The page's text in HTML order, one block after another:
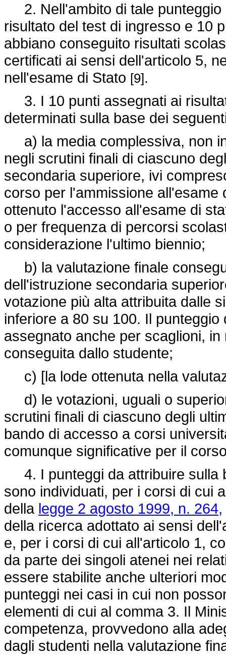
2. Nell'ambito di tale punteggio
risultato del test di ingresso e 10
abbiano conseguito risultati
certificati ai sensi dell'articolo 5,
nell'esame di Stato [9].
3. I 10 punti assegnati ai
determinati sulla base dei
a) la media complessiva, non
negli scrutini finali di ciascuno
secondaria superiore, ivi
corso per l'ammissione
ottenuto l'accesso all'esame di
o per frequenza di percorsi
considerazione l'ultimo biennio;
b) la valutazione finale
dell'istruzione secondaria
votazione più alta attribuita dalle
inferiore a 80 su 100. Il
assegnato anche per scaglioni,
conseguita dallo studente;
c) [la lode ottenuta nella
d) le votazioni, uguali o
scrutini finali di ciascuno degli
bando di accesso a corsi
comunque significative per il
4. I punteggi da attribuire sulla
sono individuati, per i corsi di cui
della legge 2 agosto 1999, n. 264,
della ricerca adottato ai sensi
e, per i corsi di cui all'articolo 1,
da parte dei singoli atenei nei
essere stabilite anche ulteriori
punteggi nei casi in cui non
elementi di cui al comma 3. Il
competenza, provvedono alla
dagli studenti nella valutazione